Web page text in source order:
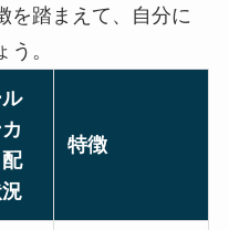
を踏まえて、自分に
。
特徴